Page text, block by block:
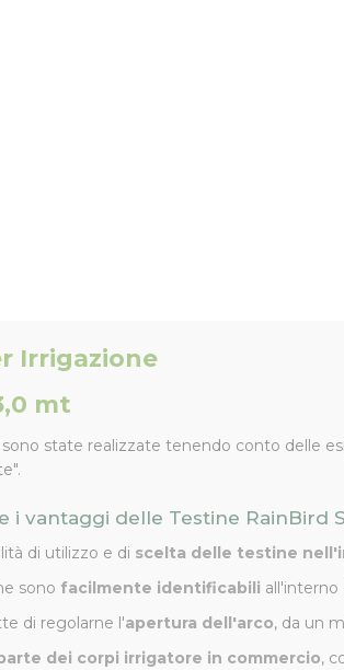
Irrigazione
mt
sono state realizzate tenendo conto delle
i vantaggi delle Testine RainBird
di utilizzo e di scelta delle testine
sono facilmente identificabili
di regolarne l'apertura dell'arco, da un
dei corpi irrigatore in commercio,